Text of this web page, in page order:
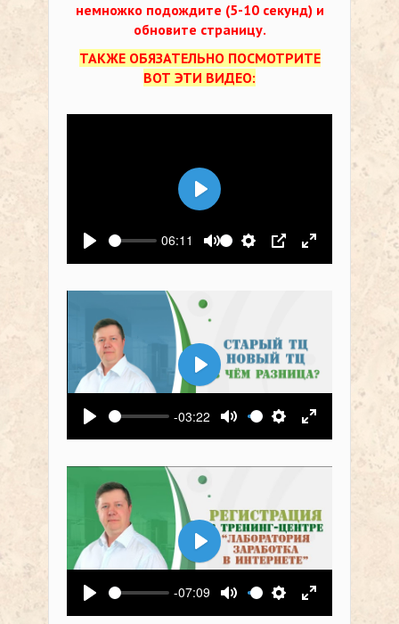
немножко подождите (5-10 секунд) и
обновите страницу.
ТАКЖЕ ОБЯЗАТЕЛЬНО ПОСМОТРИТЕ
ВОТ ЭТИ ВИДЕО:
Воспроизвести
06:11
Выключить звук
Настройки
PIP На весь
Воспроизвести
Воспроизвести
-03:22
Выключить звук
Настройки
На весь
Воспроизвести
Воспроизвести
-07:09
Выключить звук
Настройки
На весь
Воспроизвести